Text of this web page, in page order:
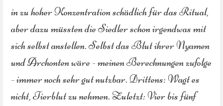
in zu hoher Konzentration schädlich für das Ritual,
aber dazu müssten die Siedler schon irgendwas mit
sich selbst anstellen. Selbst das Blut ihrer Nyamen
und Archonten wäre - meinen Berechnungen zufolge
- immer noch sehr gut nutzbar. Drittens: Wagt es
nicht, Tierblut zu nehmen. Zuletzt: Vier bis fünf